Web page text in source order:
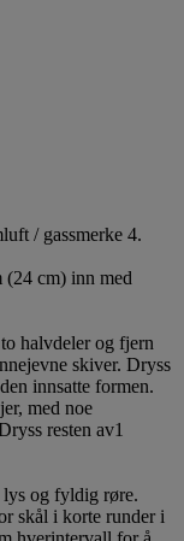
/ gassmerke 4.
(24 cm) inn med
halvdeler og fjern
skiver. Dryss
innsatte formen.
med noe
resten av1
og fyldig røre.
skål i korte runder i